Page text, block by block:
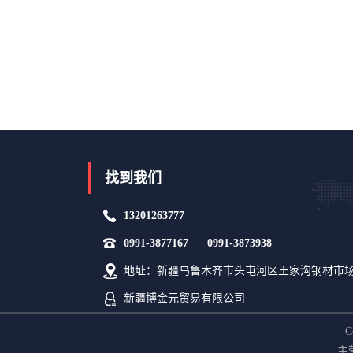
找到我们
13201263777
0991-3877167 0991-3873938
地址：新疆乌鲁木齐市头屯河区王家沟钢材市
新疆博金元贸易有限公司